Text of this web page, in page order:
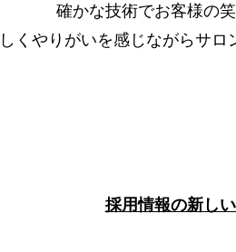
確かな技術でお客様の
くやりがいを感じながらサロ
採用情報の新し